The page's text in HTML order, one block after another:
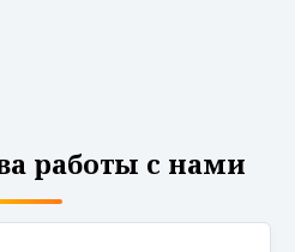
работы с нами